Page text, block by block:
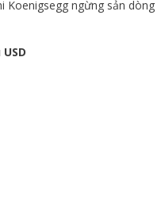
Koenigsegg ngừng sản dòng